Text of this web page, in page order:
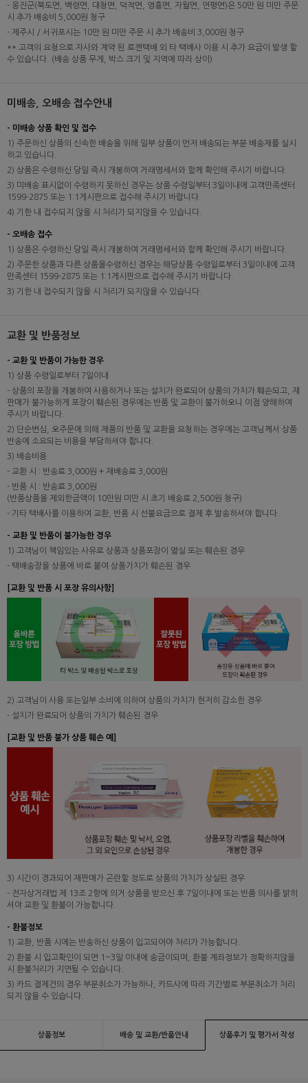
- 옹진군(북도면, 백령면, 대청면, 덕적면, 영흥면, 자월면, 연평면)은 50만 원 미만 주문
시 추가 배송비 5,000원 청구
- 제주시 / 서귀포시는 10만 원 미만 주문 시 추가 배송비 3,000원 청구
** 고객의 요청으로 자사와 계약 된 로젠택배 외 타 택배사 이용 시 추가 요금이 발생 할
수 있습니다. (배송 상품 무게, 박스 크기 및 지역에 따라 상이)
미배송, 오배송 접수안내
- 미배송 상품 확인 및 접수
1) 주문하신 상품의 신속한 배송을 위해 일부 상품이 먼저 배송되는 부분 배송제를 실시
하고 있습니다.
2) 상품은 수령하신 당일 즉시 개봉하여 거래명세서와 함께 확인해 주시기 바랍니다.
3) 미배송 표시없이 수령하지 못하신 경우는 상품 수령일부터 3일이내에 고객만족센터
1599-2875 또는 1:1게시판으로 접수해 주시기 바랍니다.
4) 기한 내 접수되지 않을 시 처리가 되지않을 수 있습니다.
- 오배송 접수
1) 상품은 수령하신 당일 즉시 개봉하여 거래명세서와 함께 확인해 주시기 바랍니다.
2) 주문한 상품과 다른 상품을수령하신 경우는 해당상품 수령일로부터 3일이내에 고객
만족센터 1599-2875 또는 1:1게시판으로 접수해 주시기 바랍니다.
3) 기한 내 접수되지 않을 시 처리가 되지않을 수 있습니다.
교환 및 반품정보
- 교환 및 반품이 가능한 경우
1) 상품 수령일로부터 7일이내
- 상품의 포장을 개봉하여 사용하거나 또는 설치가 완료되어 상품의 가치가 훼손되고, 재
판매가 불가능하게 포장이 훼손된 경우에는 반품 및 교환이 불가하오니 이점 양해하여
주시기 바랍니다.
2) 단순변심, 오주문에 의해 제품의 반품 및 교환을 요청하는 경우에는 고객님께서 상품
반송에 소요되는 비용을 부담하셔야 합니다.
3) 배송비용
- 교환 시 : 반송료 3,000원 + 재배송료 3,000원
- 반품 시 : 반송료 3,000원
(반품상품을 제외한금액이 10만원 미만 시 초기 배송료 2,500원 청구)
- 기타 택배사를 이용하여 교환, 반품 시 선불요금으로 결제 후 발송하셔야 합니다.
- 교환 및 반품이 불가능한 경우
1) 고객님이 책임있는 사유로 상품과 상품포장이 멸실 또는 훼손된 경우
- 택배송장을 상품에 바로 붙여 상품가치가 훼손된 경우
[교환 및 반품 시 포장 유의사항]
2) 고객님이 사용 또는일부 소비에 의하여 상품의 가치가 현저히 감소한 경우
- 설치가 완료되어 상품의 가치가 훼손된 경우
[교환 및 반품 불가 상품 훼손 예]
3) 시간이 경과되어 재판매가 곤란할 정도로 상품의 가치가 상실된 경우
- 전자상거래법 제 13조 2항에 의거 상품을 받으신 후 7일이내에 또는 반품 의사를 밝히
셔야 교환 및 환불이 가능합니다.
- 환불정보
1) 교환, 반품 시에는 반송하신 상품이 입고되어야 처리가 가능합니다.
2) 환불 시 입고확인이 되면 1~3일 이내에 송금이되며, 환불 계좌정보가 정확하지않을
시 환불처리가 지연될 수 있습니다.
3) 카드 결제건의 경우 부분취소가 가능하나, 카드사에 따라 기간별로 부분취소가 처리
되지 않을 수 있습니다.
상품정보 배송 및 교환/반품안내 상품후기 및 평가서 작성